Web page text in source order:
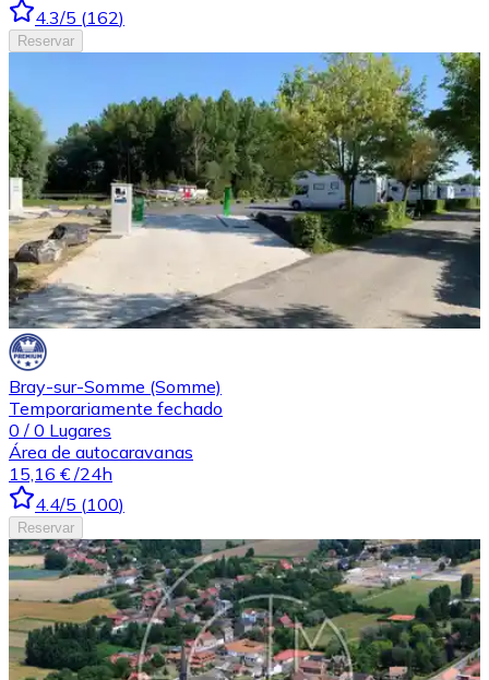
4.3/5 (162)
Reservar
Bray-sur-Somme (Somme)
Temporariamente fechado
0 / 0 Lugares
Área de autocaravanas
15,16 € /24h
4.4/5 (100)
Reservar